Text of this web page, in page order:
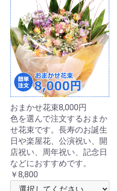
おまかせ花束8,000円
色を選んで注文するおまか
せ花束です。長寿のお誕生
日や楽屋花、公演祝い、開
店祝い、周年祝い、記念日
などにおすすめです。
￥8,800